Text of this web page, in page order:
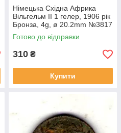
Німецька Східна Африка
Вільгельм II 1 гелер, 1906 рік
Бронза, 4g, ø 20.2mm №3817
Готово до відправки
310 ₴
Купити